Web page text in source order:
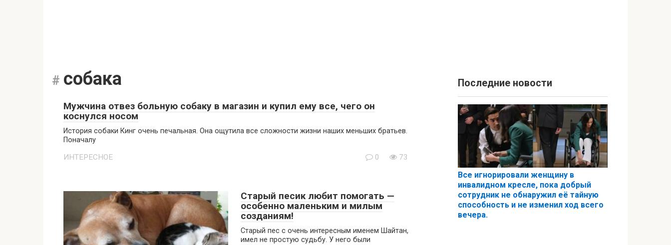
собака
Мужчина отвез больную собаку в магазин и купил ему все, чего он
коснулся носом
История собаки Кинг очень печальная. Она ощутила все сложности жизни наших меньших братьев.
Поначалу
ИНТЕРЕСНОЕ 0 73
Старый песик любит помогать —
особенно маленьким и милым
созданиям!
Старый пес с очень интересным именем Шайтан,
имел не простую судьбу. У него были
Последние новости
Все игнорировали женщину в
инвалидном кресле, пока добрый
сотрудник не обнаружил её тайную
способность и не изменил ход всего
вечера.